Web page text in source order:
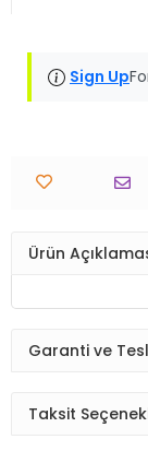
Sign Up
Ürün
Garanti ve
Taksit